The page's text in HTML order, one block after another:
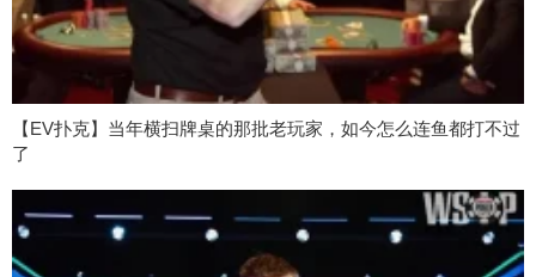
【EV扑克】当年横扫牌桌的那批老玩家，如今怎么连鱼都打不过
了